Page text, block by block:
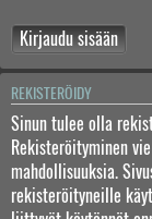
REKISTERÖIDY
Sinun tulee olla
Rekisteröityminen
mahdollisuuksia.
rekisteröityneille